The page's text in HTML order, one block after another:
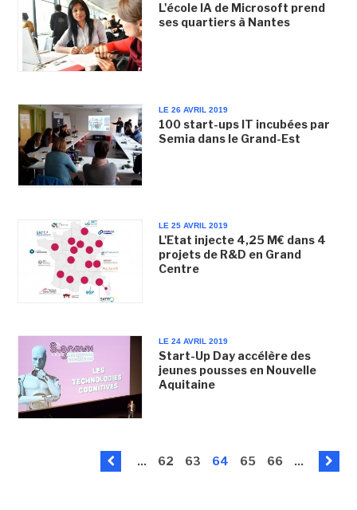
L'école IA de Microsoft prend
ses quartiers à Nantes
LE 26 AVRIL 2019
100 start-ups IT incubées par
Semia dans le Grand-Est
LE 25 AVRIL 2019
L'Etat injecte 4,25 M€ dans 4
projets de R&D en Grand
Centre
LE 24 AVRIL 2019
Start-Up Day accélère des
jeunes pousses en Nouvelle
Aquitaine
... 62 63 64 65 66 ...